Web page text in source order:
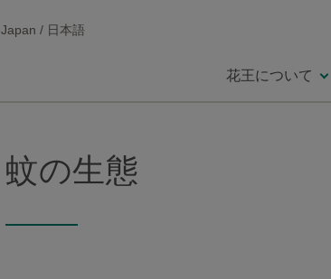
Japan / 日本語
花王について
蚊の生態